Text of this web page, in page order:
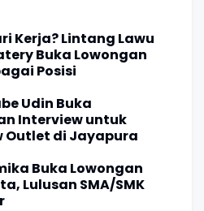
Kerja? Lintang Lawu
Buka Lowongan
Posisi
Udin Buka
Interview untuk
Outlet di Jayapura
Buka Lowongan
Lulusan SMA/SMK